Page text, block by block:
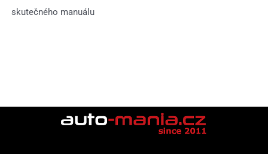
skutečného manuálu